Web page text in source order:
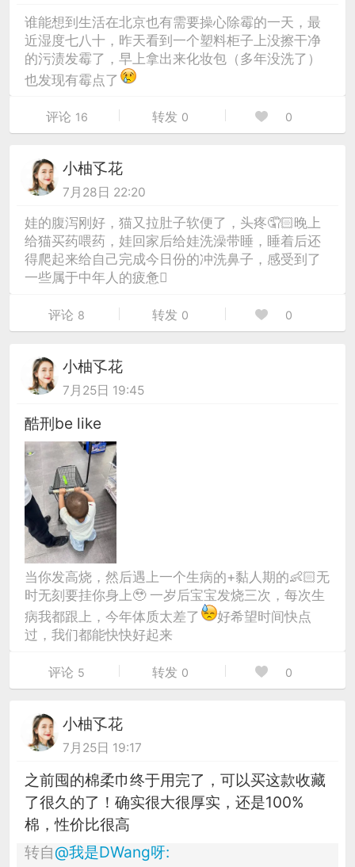
谁能想到生活在北京也有需要操心除霉的一天，最
近湿度七八十，昨天看到一个塑料柜子上没擦干净
的污渍发霉了，早上拿出来化妆包（多年没洗了）
也发现有霉点了
评论 16 转发 0 0
小柚孓花
7月28日 22:20
娃的腹泻刚好，猫又拉肚子软便了，头疼🤦🏻晚上
给猫买药喂药，娃回家后给娃洗澡带睡，睡着后还
得爬起来给自己完成今日份的冲洗鼻子，感受到了
一些属于中年人的疲惫🫩
评论 8 转发 0 0
小柚孓花
7月25日 19:45
酷刑be like
当你发高烧，然后遇上一个生病的+黏人期的👶🏻无
时无刻要挂你身上🥹 一岁后宝宝发烧三次，每次生
病我都跟上，今年体质太差了
好希望时间快点
过，我们都能快快好起来
评论 5 转发 0 0
小柚孓花
7月25日 19:17
之前囤的棉柔巾终于用完了，可以买这款收藏
了很久的了！确实很大很厚实，还是100%
棉，性价比很高
转自@我是DWang呀: